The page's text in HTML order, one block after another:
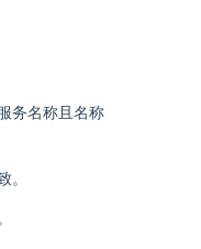
务名称且名称
。